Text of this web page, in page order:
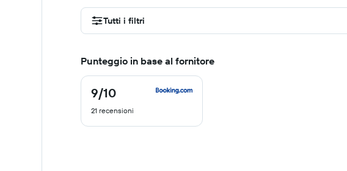
Tutti i filtri
Punteggio in base al fornitore
9/10
9
10
21 recensioni